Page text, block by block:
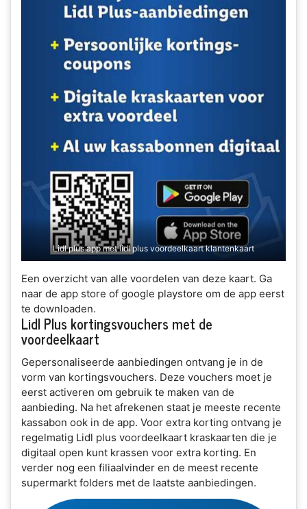
Lidl plus app met lidl plus voordeelkaart klantenkaart
Een overzicht van alle voordelen van deze kaart. Ga
naar de app store of google playstore om de app eerst
te downloaden.
Lidl Plus kortingsvouchers met de
voordeelkaart
Gepersonaliseerde aanbiedingen ontvang je in de
vorm van kortingsvouchers. Deze vouchers moet je
eerst activeren om gebruik te maken van de
aanbieding. Na het afrekenen staat je meeste recente
kassabon ook in de app. Voor extra korting ontvang je
regelmatig Lidl plus voordeelkaart kraskaarten die je
digitaal open kunt krassen voor extra korting. En
verder nog een filiaalvinder en de meest recente
supermarkt folders met de laatste aanbiedingen.